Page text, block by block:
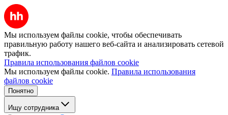
Мы используем файлы cookie, чтобы обеспечивать
правильную работу нашего веб-сайта и анализировать сетевой
трафик.
Правила использования файлов cookie
Мы используем файлы cookie. Правила использования
файлов cookie
Понятно
Ищу сотрудника